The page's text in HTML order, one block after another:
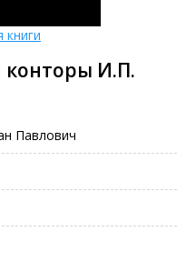
книги
И.П.
Павлович